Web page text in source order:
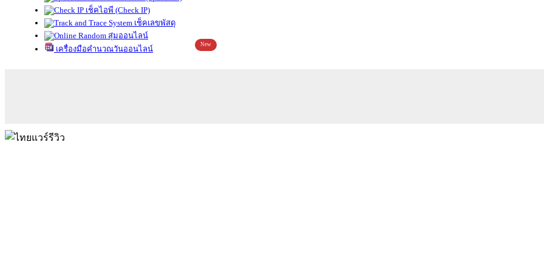
เช็คไอพี (Check IP)
เช็คเลขพัสดุ
สุ่มออนไลน์
เครื่องมือคำนวณวันออนไลน์
New